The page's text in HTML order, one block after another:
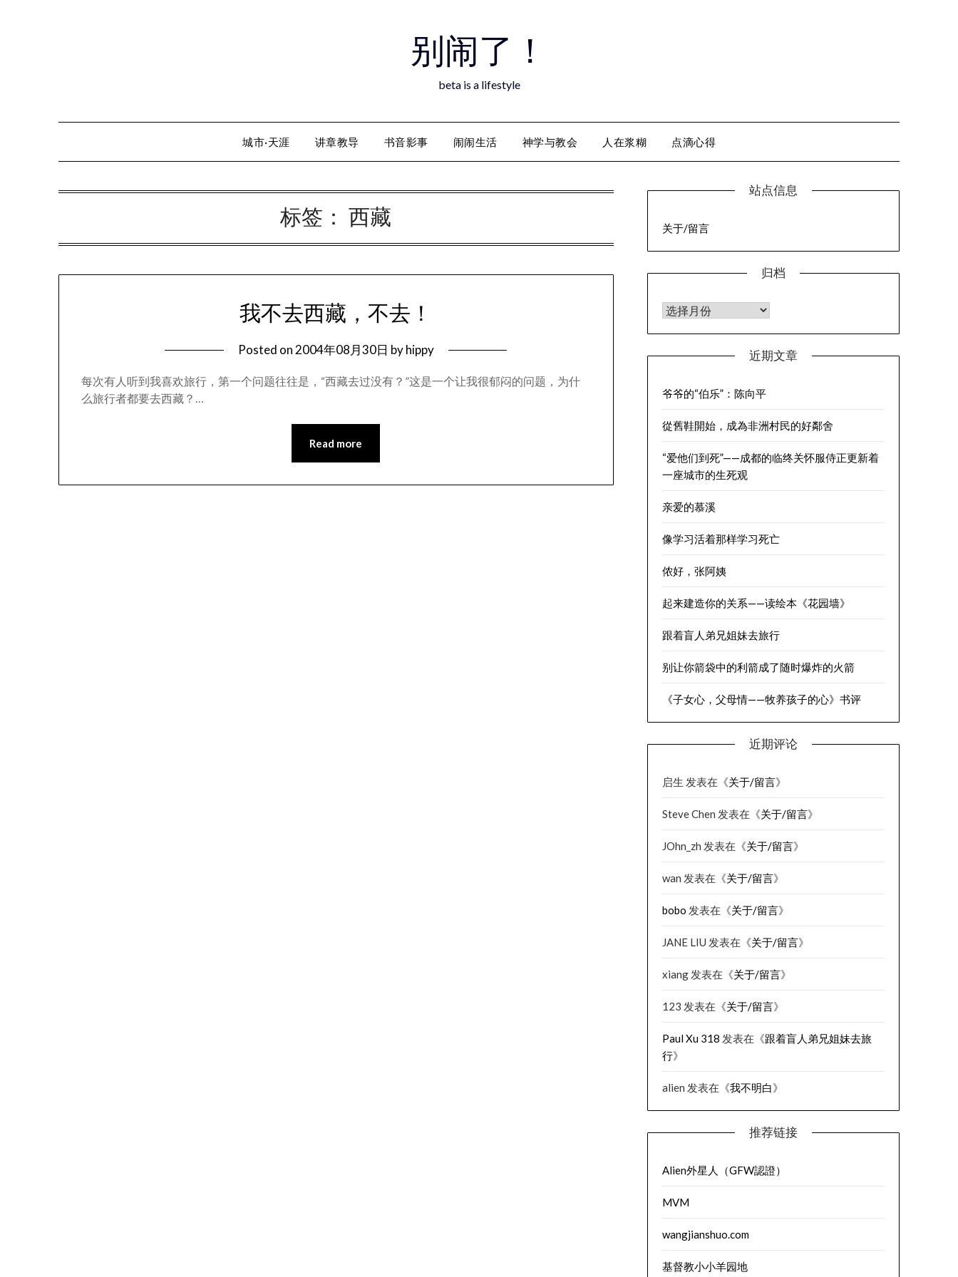
别闹了！
beta is a lifestyle
城市·天涯 讲章教导 书音影事 闹闹生活 神学与教会 人在浆糊 点滴心得
标签：西藏
我不去西藏，不去！
Posted on 2004年08月30日 byhippy
每次有人听到我喜欢旅行，第一个问题往往是，“西藏去过没有？”这是一个让我很郁闷的问题，为什
么旅行者都要去西藏？…
Read more
站点信息
关于/留言
归档
归档
近期文章
爷爷的“伯乐”：陈向平
從舊鞋開始，成為非洲村民的好鄰舍
“爱他们到死”——成都的临终关怀服侍正更新着
一座城市的生死观
亲爱的慕溪
像学习活着那样学习死亡
侬好，张阿姨
起来建造你的关系——读绘本《花园墙》
跟着盲人弟兄姐妹去旅行
别让你箭袋中的利箭成了随时爆炸的火箭
《子女心，父母情——牧养孩子的心》书评
近期评论
启生 发表在《关于/留言》
Steve Chen 发表在《关于/留言》
JOhn_zh 发表在《关于/留言》
wan 发表在《关于/留言》
bobo 发表在《关于/留言》
JANE LIU 发表在《关于/留言》
xiang发表在《关于/留言》
123 发表在《关于/留言》
Paul Xu 318 发表在《跟着盲人弟兄姐妹去旅
行》
alien 发表在《我不明白》
推荐链接
Alien外星人（GFW認證）
MVM
wangjianshuo.com
基督教小小羊园地